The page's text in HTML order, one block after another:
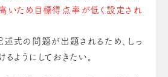
いため目標得点率が低く設定され
述式の問題が出題されるため、しっ
ようにしておきたい。